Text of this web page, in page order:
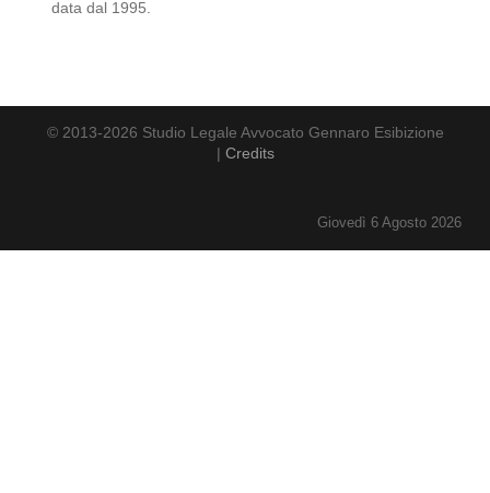
data dal 1995.
© 2013-2026 Studio Legale Avvocato Gennaro Esibizione
| Credits
Giovedì 6 Agosto 2026